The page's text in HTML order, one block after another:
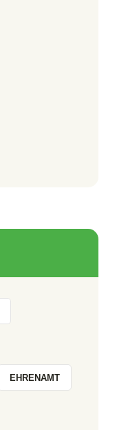
EHRENAMT